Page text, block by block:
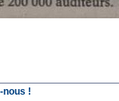
nous !